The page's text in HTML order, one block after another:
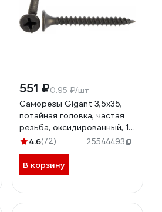
551 ₽0.95 ₽/шт
Саморезы Gigant 3,5x35,
потайная головка, частая
резьба, оксидированный, 1
кг. 123613
4.6(72) 25544493
В корзину